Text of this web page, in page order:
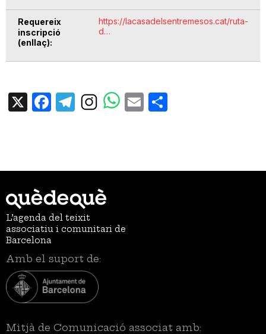
Requereix
inscripció
(enllaç)
https://lacasadelsentremesos.cat/ruta-
d…
X Facebook
TelegramEmail
L’agenda del teixit
associatiu i comunitari de
Barcelona
Amb el suport de:
Mitjà de Comunicació associat amb: